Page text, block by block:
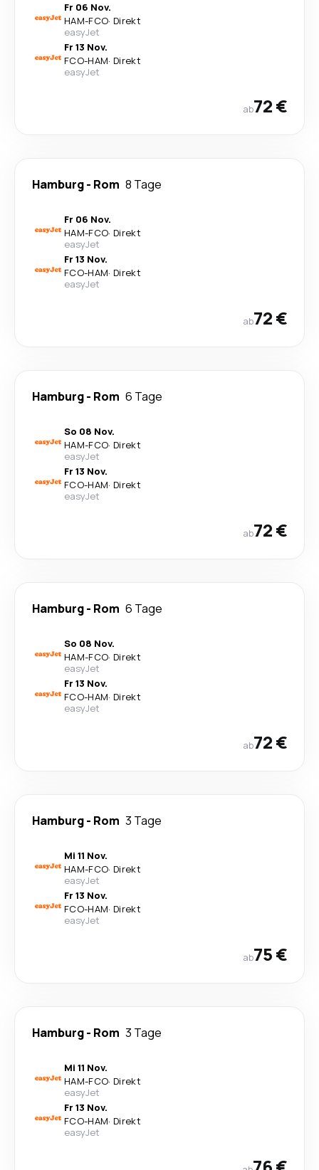
Fr 06 Nov.
HAM-FCO· Direkt
easyJet
Fr 13 Nov.
FCO-HAM· Direkt
easyJet
ab72 €
Hamburg- Rom 8 Tage
Fr 06 Nov.
HAM-FCO· Direkt
easyJet
Fr 13 Nov.
FCO-HAM· Direkt
easyJet
ab72 €
Hamburg- Rom 6 Tage
So 08 Nov.
HAM-FCO· Direkt
easyJet
Fr 13 Nov.
FCO-HAM· Direkt
easyJet
ab72 €
Hamburg- Rom 6 Tage
So 08 Nov.
HAM-FCO· Direkt
easyJet
Fr 13 Nov.
FCO-HAM· Direkt
easyJet
ab72 €
Hamburg- Rom 3 Tage
Mi 11 Nov.
HAM-FCO· Direkt
easyJet
Fr 13 Nov.
FCO-HAM· Direkt
easyJet
ab75 €
Hamburg- Rom 3 Tage
Mi 11 Nov.
HAM-FCO· Direkt
easyJet
Fr 13 Nov.
FCO-HAM· Direkt
easyJet